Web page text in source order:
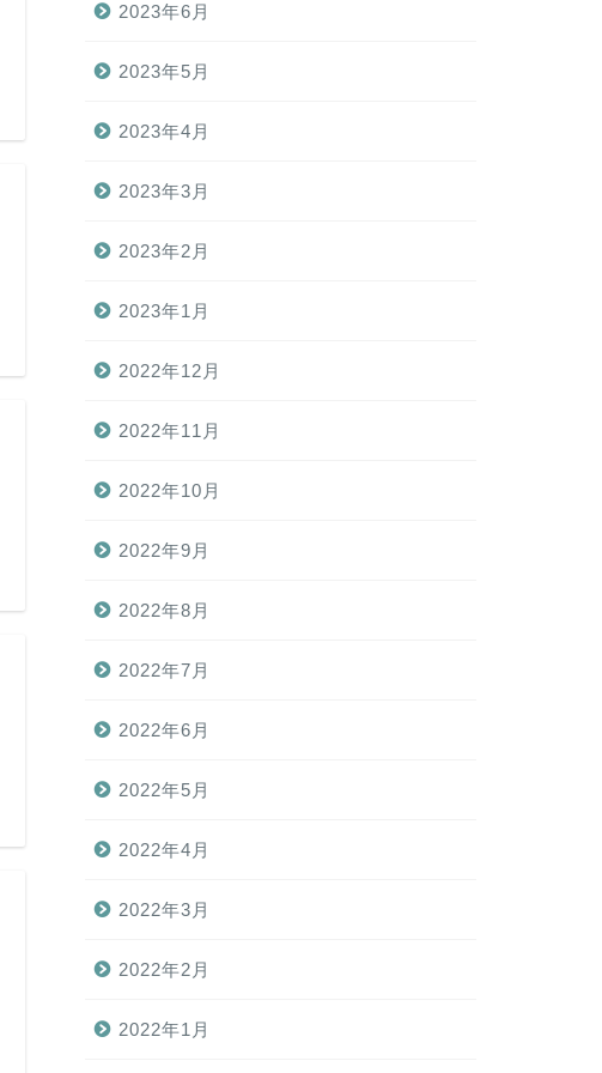
2023年6月
2023年5月
2023年4月
2023年3月
2023年2月
2023年1月
2022年12月
2022年11月
2022年10月
2022年9月
2022年8月
2022年7月
2022年6月
2022年5月
2022年4月
2022年3月
2022年2月
2022年1月